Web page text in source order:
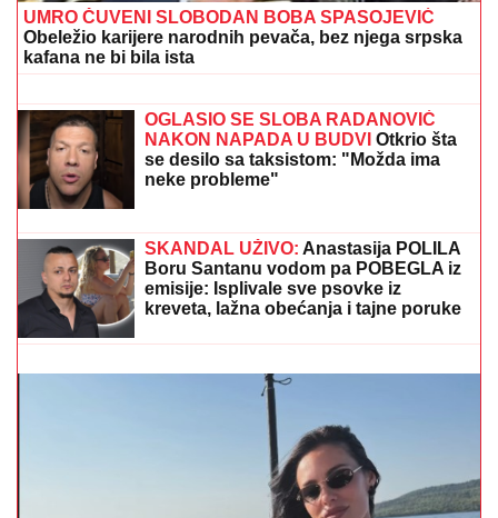
SPECIJALNA VEČERAMatora okupila
najdraže ljude: Evo gde se opuštaju,
rijaliti učesnici puno srce (FOTO)
(VIDEO) NEMANJA GUDELJ SE NE
ODVAJA OD SINA!Anastasija objavila
snimak sa mora: Ponosni tata gura
kolica dok Ilijan spava, raznežila sve
UMRO ČUVENI SLOBODAN BOBA SPASOJEVIĆ
Obeležio karijere narodnih pevača, bez njega srpska